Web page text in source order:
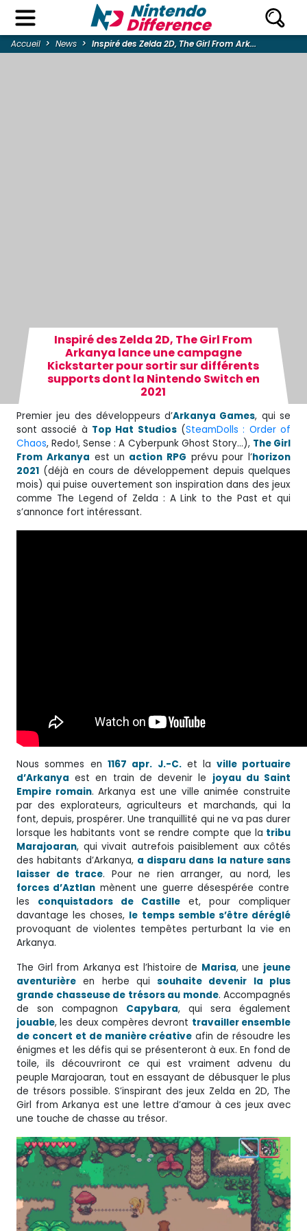
Accueil News Inspiré des Zelda 2D, The Girl From Ark...
Inspiré des Zelda 2D, The Girl From
Arkanya lance une campagne
Kickstarter pour sortir sur différents
supports dont la Nintendo Switch en
2021
Premier jeu des développeurs d’Arkanya Games, qui se
sont associé à Top Hat Studios(SteamDolls : Order of
Chaos, Redo!, Sense : A Cyberpunk Ghost Story…), The Girl
From Arkanya est un action RPG prévu pour l’horizon
2021 (déjà en cours de développement depuis quelques
mois) qui puise ouvertement son inspiration dans des jeux
comme The Legend of Zelda : A Link to the Past et qui
s’annonce fort intéressant.
Nous sommes en 1167 apr. J.-C.et la ville portuaire
d’Arkanya est en train de devenir le joyau du Saint
Empire romain. Arkanya est une ville animée construite
par des explorateurs, agriculteurs et marchands, qui la
font, depuis, prospérer. Une tranquillité qui ne va pas durer
lorsque les habitants vont se rendre compte que la tribu
Marajoaran, qui vivait autrefois paisiblement aux côtés
des habitants d’Arkanya, a disparu dans la nature sans
laisser de trace. Pour ne rien arranger, au nord, les
forces d’Aztlan mènent une guerre désespérée contre
les conquistadors de Castille et, pour compliquer
davantage les choses, le temps semble s’être déréglé
provoquant de violentes tempêtes perturbant la vie en
Arkanya.
The Girl from Arkanya est l’histoire de Marisa, une jeune
aventurière en herbe quisouhaite devenir la plus
grande chasseuse de trésors au monde. Accompagnés
de son compagnon Capybara, qui sera également
jouable, les deux compères devront travailler ensemble
de concert et de manière créative afin de résoudre les
énigmes et les défis qui se présenteront à eux. En fond de
toile, ils découvriront ce qui est vraiment advenu du
peuple Marajoaran, tout en essayant de débusquer le plus
de trésors possible. S’inspirant des jeux Zelda en 2D, The
Girl from Arkanya est une lettre d’amour à ces jeux avec
une touche de chasse au trésor.